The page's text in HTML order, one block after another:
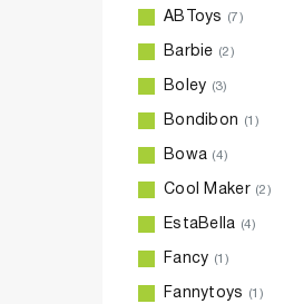
ABToys (7)
Barbie (2)
Boley (3)
Bondibon (1)
Bowa (4)
Cool Maker (2)
EstaBella (4)
Fancy (1)
Fannytoys (1)